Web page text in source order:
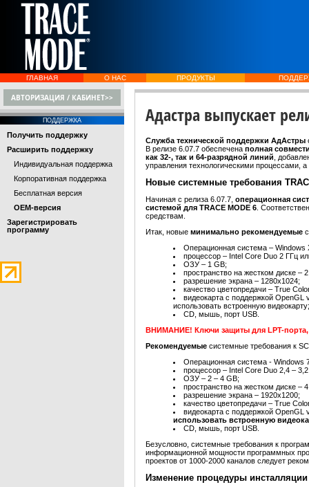
ГЛАВНАЯ О НАС ПРОДУКТЫ
АВТОРИЗАЦИЯ / КАБИНЕТ>>
ПОДДЕРЖКА
Получить поддержку
Расширить поддержку
Индивидуальная поддержка
Корпоративная поддержка
Бесплатная версия
OEM-версия
Зарегистрировать
программу
Адастра выпускает
Служба технической поддержки АдАстры
В релизе 6.07.7 обеспечена полная
как 32-, так и 64-разрядной линий ,
управления технологическими процессами,
Новые системные требования
Начиная с релиза 6.07.7, операционная
системой для TRACE MODE 6 .
средствам.
Итак, новые минимально рекомендуемые
Операционная система – Windows
процессор – Intel Core Duo 2 ГГц
ОЗУ – 1 GB;
пространство на жестком диске –
разрешение экрана – 1280x1024;
качество цветопредачи – True
видеокарта с поддержкой
использовать встроенную видеокарту;
CD, мышь, порт USB.
ВНИМАНИЕ! Ключи защиты для LPT-порта,
Рекомендуемые системные требования к
Операционная система - Windows
процессор – Intel Core Duo 2,4 –
ОЗУ – 2 – 4 GB;
пространство на жестком диске –
разрешение экрана – 1920x1200;
качество цветопредачи – True
видеокарта с поддержкой
использовать встроенную
CD, мышь, порт USB.
Безусловно, системные требования к
информационной мощности программных
проектов от 1000-2000 каналов следует
Изменение процедуры